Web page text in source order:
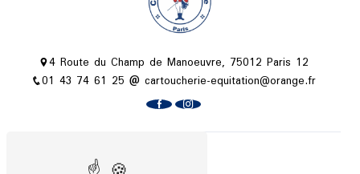
4 Route du Champ de Manoeuvre, 75012 Paris 12
01 43 74 61 25
cartoucherie-equitation@orange.fr
Plan du site